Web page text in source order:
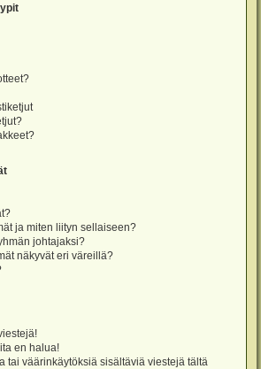
ja miten liityn sellaiseen?
johtajaksi?
näkyvät eri väreillä?
en halua!
tai väärinkäytöksiä sisältäviä viestejä tältä